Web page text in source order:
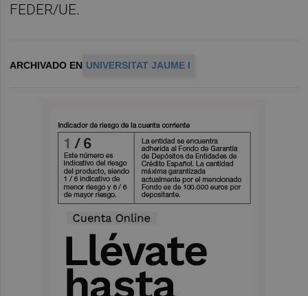
FEDER/UE.
ARCHIVADO EN UNIVERSITAT JAUME I